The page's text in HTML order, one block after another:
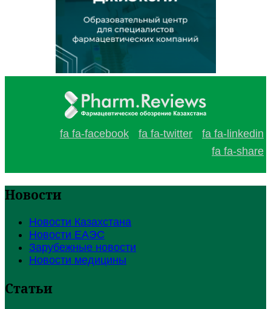
fa fa-facebook fa fa-twitter
fa fa-linkedin
fa fa-share
Новости
Новости Казахстана
Новости ЕАЭС
Зарубежные новости
Новости медицины
Статьи